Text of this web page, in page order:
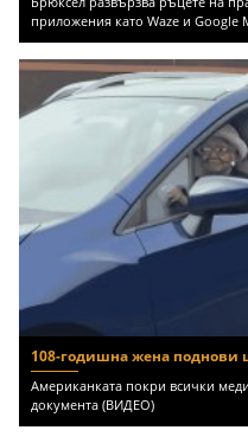
приложения като Waze и Google
108-годишна жена поднови
Американката покри всички
документа (ВИДЕО)